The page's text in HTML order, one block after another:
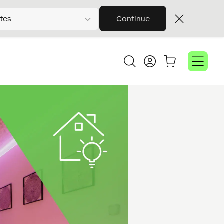
Continue